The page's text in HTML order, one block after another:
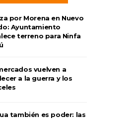
por Morena en Nuevo
Ayuntamiento
terreno para Ninfa
vuelven a
a la guerra y los
también es poder: las